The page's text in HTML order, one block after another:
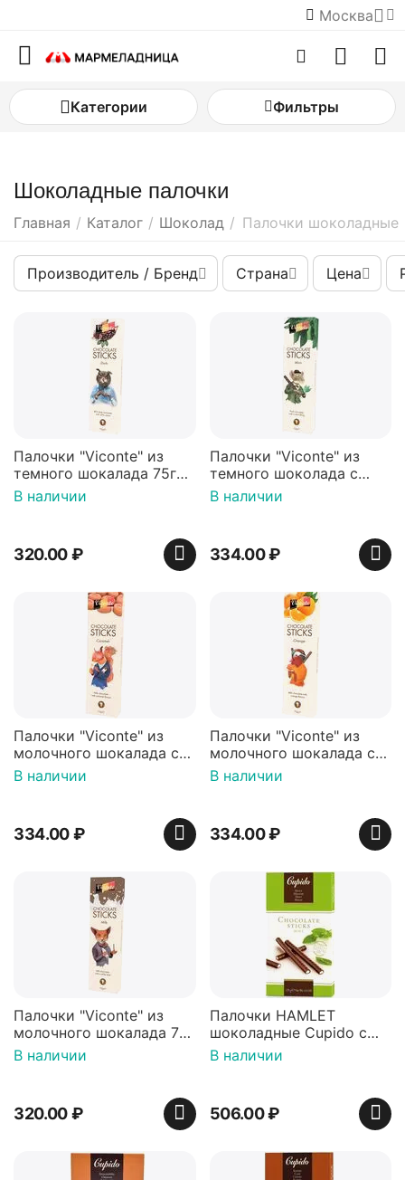
Москва
Категории Фильтры
Шоколадные палочки
Главная / Каталог / Шоколад / Палочки шоколадные
Производитель / Бренд Страна Цена
Палочки "Viconte" из
темного шокалада 75г
(Нидерланды)
В наличии
320.00₽
Палочки "Viconte" из
темного шоколада с
начинкой со вкусом
мяты 75г (Нидерланды)
В наличии
334.00₽
Палочки "Viconte" из
молочного шокалада со
вкусом карамели 75г
(Нидерланды)
В наличии
334.00₽
Палочки "Viconte" из
молочного шокалада со
вкусом апельсина 75г
(Нидерланды)
В наличии
334.00₽
Палочки "Viconte" из
молочного шокалада 75г
(Нидерланды)
В наличии
320.00₽
Палочки HAMLET
шоколадные Cupido с
мятой 125г
В наличии
506.00₽